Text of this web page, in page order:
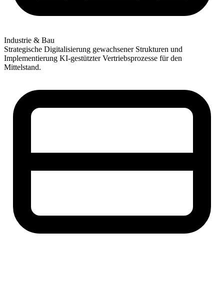
Industrie & Bau
Strategische Digitalisierung gewachsener Strukturen und
Implementierung KI-gestützter Vertriebsprozesse für den
Mittelstand.